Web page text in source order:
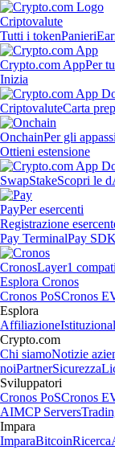
Criptovalute
Tutti i tokenPanieri
Crypto.com AppPer
Inizia
CriptovaluteCarta
OnchainPer gli
Ottieni estensione
SwapStakeScopri le
PayPer esercenti
Registrazione
Pay TerminalPay SDK
CronosLayer1
Esplora Cronos
Cronos PoSCronos
Esplora
Affiliazione
Crypto.com
Chi siamoNotizie
noiPartnerSicurezza
Sviluppatori
Cronos PoSCronos
AIMCP Servers
Impara
ImparaBitcoinRicerca